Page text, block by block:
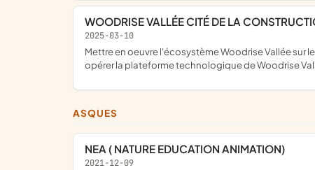
WOODRISE VALLÉE CITÉ DE LA
2025-03-10
mettre en oeuvre l'écosystème Woodrise Vallée sur le sujet de la construction bois et biosourcé durable ; animer l'association rechercher des financements ; mettre en oeuvre et
opérer la plateforme technologique de Woodrise
ASQUES
NEA ( NATURE EDUCATION ANIMATION)
2021-12-09